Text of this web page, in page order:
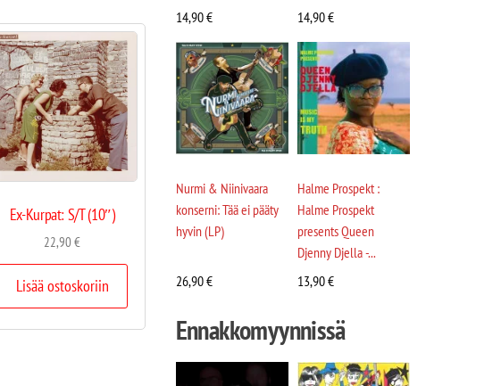
Ex-Kurpat: S/T (10″)
22,90€
Lisää ostoskoriin
14,90€
14,90€
Nurmi & Niinivaara
konserni: Tää ei pääty
hyvin (LP)
26,90€
Halme Prospekt :
Halme Prospekt
presents Queen
Djenny Djella -...
13,90€
Ennakkomyynnissä